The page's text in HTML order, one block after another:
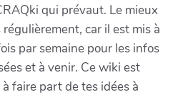
qui prévaut. Le mieux
régulièrement, car il est mis à
par semaine pour les infos
et à venir. Ce wiki est
faire part de tes idées à